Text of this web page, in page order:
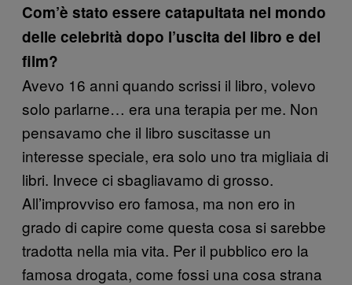
Com’è stato essere catapultata nel mondo
delle celebrità dopo l’uscita del libro e del
film?
Avevo 16 anni quando scrissi il libro, volevo
solo parlarne… era una terapia per me. Non
pensavamo che il libro suscitasse un
interesse speciale, era solo uno tra migliaia di
libri. Invece ci sbagliavamo di grosso.
All’improvviso ero famosa, ma non ero in
grado di capire come questa cosa si sarebbe
tradotta nella mia vita. Per il pubblico ero la
famosa drogata, come fossi una cosa strana